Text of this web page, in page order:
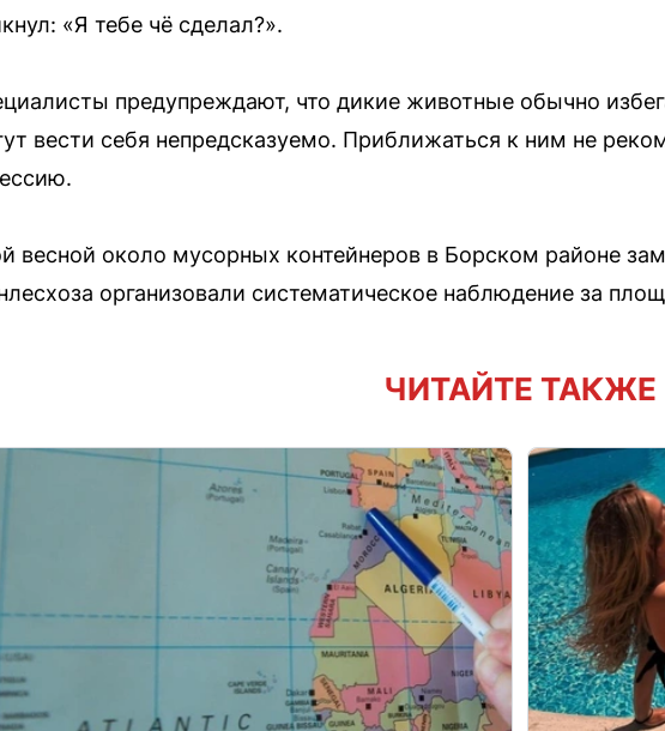
«Я тебе чё сделал?».
предупреждают, что дикие животные обычно
вести себя непредсказуемо. Приближаться к ним не
весной около мусорных контейнеров в Борском районе
организовали систематическое наблюдение за
ЧИТАЙТЕ ТАКЖЕ